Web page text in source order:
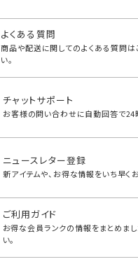
よくある質問
商品や配送に関してのよくある質問は
い。
チャットサポート
お客様の問い合わせに自動回答で24
ニュースレター登録
新アイテムや、お得な情報をいち早く
ご利用ガイド
お得な会員ランクの情報をまとめまし
い。